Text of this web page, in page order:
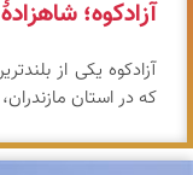
آزادکوه؛
آزادکوه یکی از
که در استان